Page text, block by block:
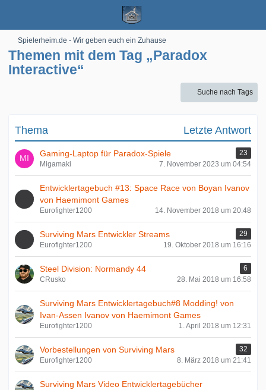
Spielerheim.de - Wir geben euch ein Zuhause
Themen mit dem Tag „Paradox
Interactive“
Suche nach Tags
Thema Letzte Antwort
Gaming-Laptop für Paradox-Spiele
23
Migamaki
7. November 2023 um 04:54
Entwicklertagebuch #13: Space Race von Boyan Ivanov
von Haemimont Games
Eurofighter1200 14. November 2018 um 20:48
Surviving Mars Entwickler Streams
29
Eurofighter1200
19. Oktober 2018 um 16:16
Steel Division: Normandy 44
6
CRusko
28. Mai 2018 um 16:58
Surviving Mars Entwicklertagebuch#8 Modding! von
Ivan-Assen Ivanov von Haemimont Games
Eurofighter1200 1. April 2018 um 12:31
Vorbestellungen von Surviving Mars
32
Eurofighter1200
8. März 2018 um 21:41
Surviving Mars Video Entwicklertagebücher